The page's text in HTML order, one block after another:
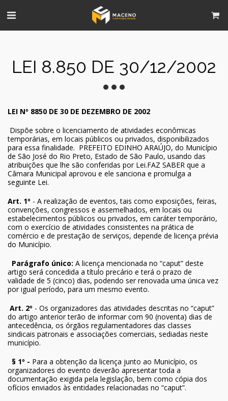
LEI 8.850 DE 30/12/2002
LEI Nº 8850 DE 30 DE DEZEMBRO DE 2002
Dispõe sobre o licenciamento de atividades econômicas
temporárias, em locais públicos ou privados, disponibilizados
para essa finalidade. PREFEITO EDINHO ARAÚJO, do Município
de São José do Rio Preto, Estado de São Paulo, usando das
atribuições que lhe são conferidas por Lei.FAZ SABER que a
Câmara Municipal aprovou e ele sanciona e promulga a
seguinte Lei.
Art. 1º - A realização de eventos, tais como exposições, feiras,
convenções, congressos e assemelhados, em locais ou
estabelecimentos públicos ou privados, em caráter temporário,
com o exercício de atividades consistentes na prática de
comércio e de prestação de serviços, depende de licença prévia
do Município.
Parágrafo único: A licença mencionada no “caput” deste
artigo será concedida a título precário e terá o prazo de
validade de 5 (cinco) dias, podendo ser renovada uma única vez
por igual período, para um mesmo evento.
Art. 2º - Os organizadores das atividades descritas no “caput”
do artigo anterior terão de informar com 90 (noventa) dias de
antecedência, os órgãos regulamentadores das classes
sindicais patronais e associações comerciais, sediadas neste
município.
§ 1º - Para a obtenção da licença junto ao Município, os
organizadores do evento deverão apresentar toda a
documentação exigida pela legislação, bem como cópia dos
ofícios enviados às entidades relacionadas no “caput”.